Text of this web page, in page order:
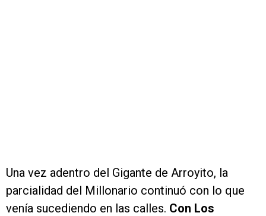
Una vez adentro del Gigante de Arroyito, la
parcialidad del Millonario continuó con lo que
venía sucediendo en las calles. Con Los